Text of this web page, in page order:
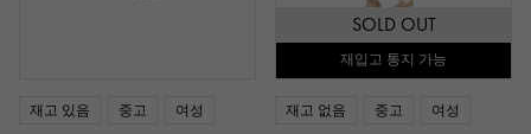
재고 있음 중고 여성
SOLD OUT
재입고 통지 가능
재고 없음 중고 여성